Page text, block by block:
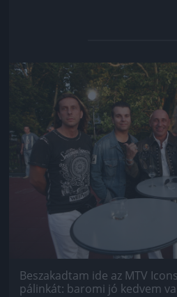
Jön még
Beszakadtam ide az MTV
pálinkát: baromi jó kedvem